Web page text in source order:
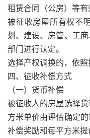
租赁合同（公房）等有
被征收房屋所有权不
划、建设、房管、工
部门进行认定。
选择产权调换的，依照
四、征收补偿方式
（一）货币补偿
被征收人的房屋选择
方米单价由评估确定
补偿奖励和每平方米提